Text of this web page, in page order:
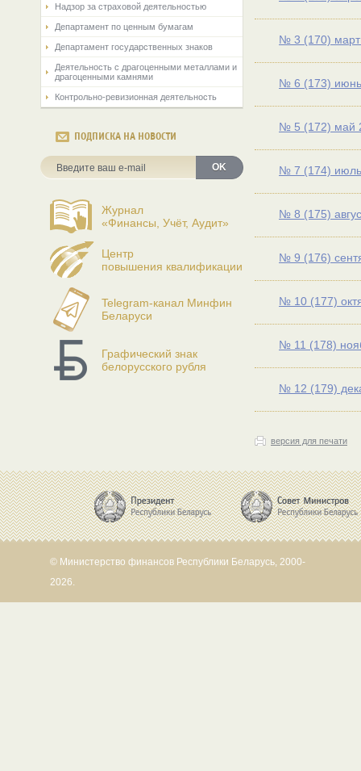
Надзор за страховой деятельностью
Департамент по ценным бумагам
Департамент государственных знаков
Деятельность с драгоценными металлами и
драгоценными камнями
Контрольно-ревизионная деятельность
ПОДПИСКА НА НОВОСТИ
OK
Журнал
«Финансы, Учёт, Аудит»
Центр
повышения квалификации
Telegram-канал Минфин
Беларуси
Графический знак
белорусского рубля
№ 3 (170)
№ 6 (173)
№ 5 (172) май
№ 7 (174)
№ 8 (175)
№ 9 (176)
№ 10 (177)
№ 11 (178)
№ 12 (179)
версия для печати
© Министерство финансов Республики Беларусь, 2000-
2026.